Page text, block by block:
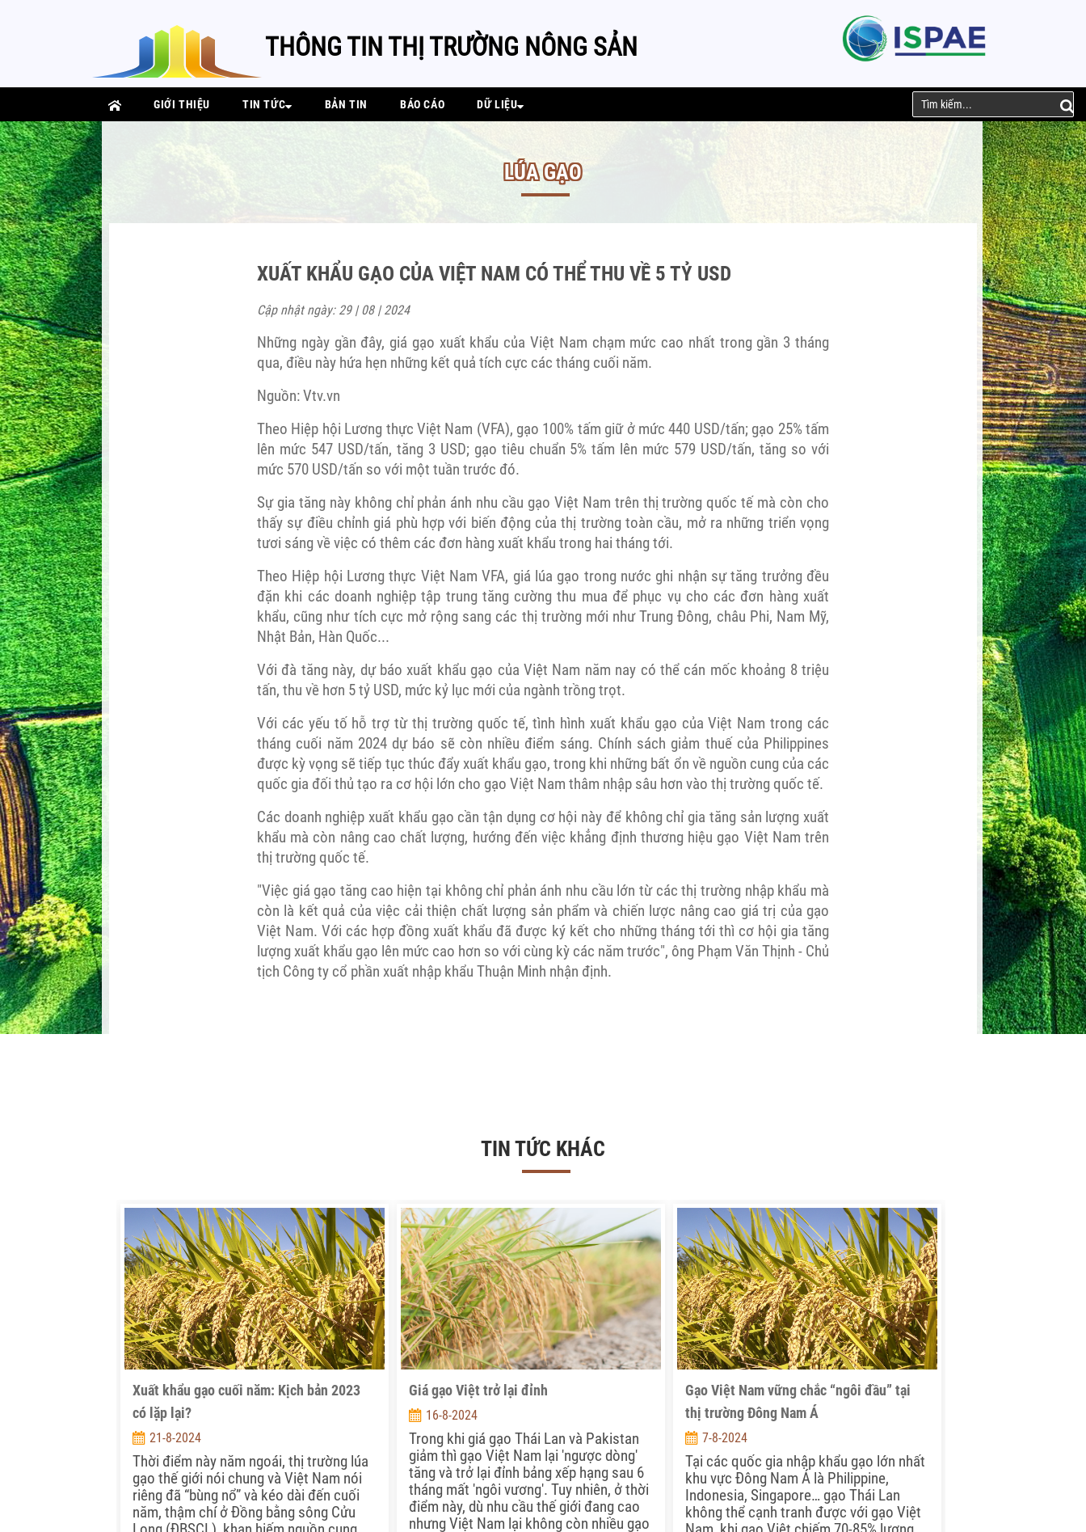
THÔNG TIN THỊ TRƯỜNG NÔNG SẢN
GIỚI THIỆU TIN TỨC BẢN TIN BÁO CÁO DỮ LIỆU
LÚA GẠO
XUẤT KHẨU GẠO CỦA VIỆT NAM CÓ THỂ THU VỀ 5 TỶ USD
Cập nhật ngày: 29 | 08 | 2024
Những ngày gần đây, giá gạo xuất khẩu của Việt Nam chạm mức cao nhất trong gần 3 tháng
qua, điều này hứa hẹn những kết quả tích cực các tháng cuối năm.
Nguồn: Vtv.vn
Theo Hiệp hội Lương thực Việt Nam (VFA), gạo 100% tấm giữ ở mức 440 USD/tấn; gạo 25% tấm
lên mức 547 USD/tấn, tăng 3 USD; gạo tiêu chuẩn 5% tấm lên mức 579 USD/tấn, tăng so với
mức 570 USD/tấn so với một tuần trước đó.
Sự gia tăng này không chỉ phản ánh nhu cầu gạo Việt Nam trên thị trường quốc tế mà còn cho
thấy sự điều chỉnh giá phù hợp với biến động của thị trường toàn cầu, mở ra những triển vọng
tươi sáng về việc có thêm các đơn hàng xuất khẩu trong hai tháng tới.
Theo Hiệp hội Lương thực Việt Nam VFA, giá lúa gạo trong nước ghi nhận sự tăng trưởng đều
đặn khi các doanh nghiệp tập trung tăng cường thu mua để phục vụ cho các đơn hàng xuất
khẩu, cũng như tích cực mở rộng sang các thị trường mới như Trung Đông, châu Phi, Nam Mỹ,
Nhật Bản, Hàn Quốc...
Với đà tăng này, dự báo xuất khẩu gạo của Việt Nam năm nay có thể cán mốc khoảng 8 triệu
tấn, thu về hơn 5 tỷ USD, mức kỷ lục mới của ngành trồng trọt.
Với các yếu tố hỗ trợ từ thị trường quốc tế, tình hình xuất khẩu gạo của Việt Nam trong các
tháng cuối năm 2024 dự báo sẽ còn nhiều điểm sáng. Chính sách giảm thuế của Philippines
được kỳ vọng sẽ tiếp tục thúc đẩy xuất khẩu gạo, trong khi những bất ổn về nguồn cung của các
quốc gia đối thủ tạo ra cơ hội lớn cho gạo Việt Nam thâm nhập sâu hơn vào thị trường quốc tế.
Các doanh nghiệp xuất khẩu gạo cần tận dụng cơ hội này để không chỉ gia tăng sản lượng xuất
khẩu mà còn nâng cao chất lượng, hướng đến việc khẳng định thương hiệu gạo Việt Nam trên
thị trường quốc tế.
"Việc giá gạo tăng cao hiện tại không chỉ phản ánh nhu cầu lớn từ các thị trường nhập khẩu mà
còn là kết quả của việc cải thiện chất lượng sản phẩm và chiến lược nâng cao giá trị của gạo
Việt Nam. Với các hợp đồng xuất khẩu đã được ký kết cho những tháng tới thì cơ hội gia tăng
lượng xuất khẩu gạo lên mức cao hơn so với cùng kỳ các năm trước", ông Phạm Văn Thịnh - Chủ
tịch Công ty cổ phần xuất nhập khẩu Thuận Minh nhận định.
TIN TỨC KHÁC
Xuất khẩu gạo cuối năm: Kịch bản 2023
có lặp lại?
21-8-2024
Thời điểm này năm ngoái, thị trường lúa
gạo thế giới nói chung và Việt Nam nói
riêng đã “bùng nổ” và kéo dài đến cuối
năm, thậm chí ở Đồng bằng sông Cửu
Giá gạo Việt trở lại đỉnh
16-8-2024
Trong khi giá gạo Thái Lan và Pakistan
giảm thì gạo Việt Nam lại 'ngược dòng'
tăng và trở lại đỉnh bảng xếp hạng sau 6
tháng mất 'ngôi vương'. Tuy nhiên, ở thời
điểm này, dù nhu cầu thế giới đang cao
nhưng Việt Nam lại không còn nhiều gạo
Gạo Việt Nam vững chắc “ngôi đầu” tại
thị trường Đông Nam Á
7-8-2024
Tại các quốc gia nhập khẩu gạo lớn nhất
khu vực Đông Nam Á là Philippine,
Indonesia, Singapore… gạo Thái Lan
không thể cạnh tranh được với gạo Việt